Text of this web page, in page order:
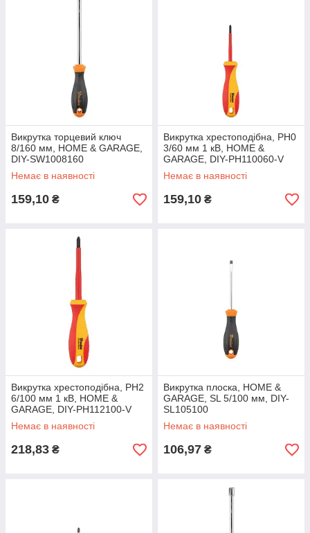
Викрутка торцевий ключ
8/160 мм, HOME & GARAGE,
DIY-SW1008160
Немає в наявності
159,10 ₴
Викрутка хрестоподібна, PH0
3/60 мм 1 кВ, HOME &
GARAGE, DIY-PH110060-V
Немає в наявності
159,10 ₴
Викрутка хрестоподібна, PH2
6/100 мм 1 кВ, HOME &
GARAGE, DIY-PH112100-V
Немає в наявності
218,83 ₴
Викрутка плоска, HOME &
GARAGE, SL 5/100 мм, DIY-
SL105100
Немає в наявності
106,97 ₴